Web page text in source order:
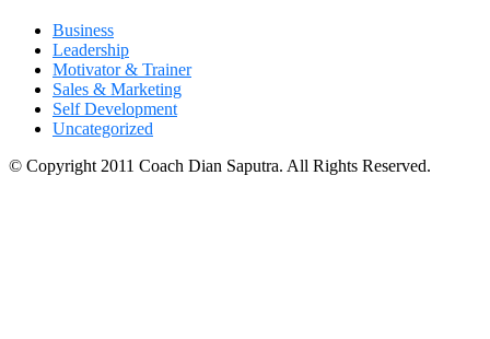
Business
Leadership
Motivator & Trainer
Sales & Marketing
Self Development
Uncategorized
© Copyright 2011 Coach Dian Saputra. All Rights Reserved.